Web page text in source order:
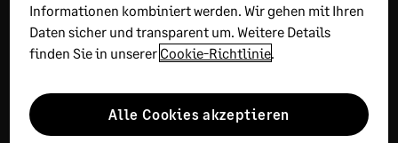
EMPFOHLEN
Papierakte ade: Der komplette
Migrationsleitfaden für die
digitale Personalakte
Informationen kombiniert werden. Wir gehen mit Ihren
Daten sicher und transparent um. Weitere Details
finden Sie in unserer Cookie-Richtlinie
Alle Cookies akzeptieren